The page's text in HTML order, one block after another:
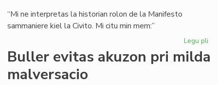
“Mi ne interpretas la historian rolon de la Manifesto
sammaniere kiel la Civito. Mi citu min mem:”
Legu pli
Buller evitas akuzon pri milda
malversacio